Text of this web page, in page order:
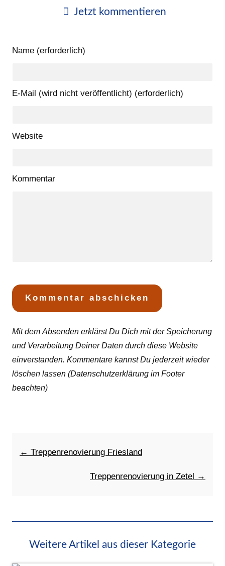
Jetzt kommentieren
Name (erforderlich)
E-Mail (wird nicht veröffentlicht) (erforderlich)
Website
Kommentar
Mit dem Absenden erklärst Du Dich mit der Speicherung
und Verarbeitung Deiner Daten durch diese Website
einverstanden. Kommentare kannst Du jederzeit wieder
löschen lassen (Datenschutzerklärung im Footer
beachten)
← Treppenrenovierung Friesland
Treppenrenovierung in Zetel →
Weitere Artikel aus dieser Kategorie